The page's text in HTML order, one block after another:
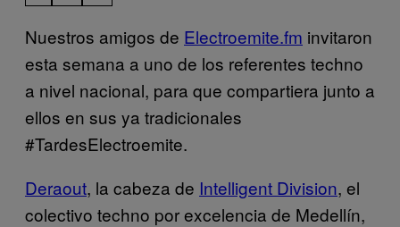
Nuestros amigos de Electroemite.fm invitaron
esta semana a uno de los referentes techno
a nivel nacional, para que compartiera junto a
ellos en sus ya tradicionales
#TardesElectroemite.
Deraout, la cabeza de Intelligent Division, el
colectivo techno por excelencia de Medellín,